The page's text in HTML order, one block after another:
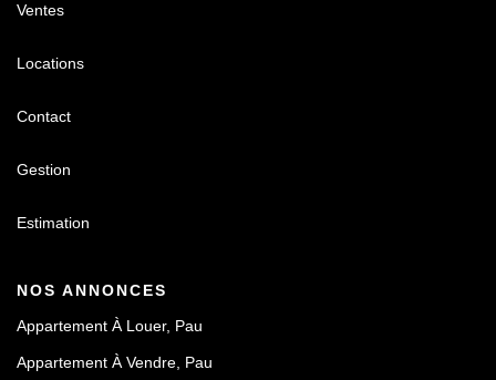
Ventes
Locations
Contact
Gestion
Estimation
NOS ANNONCES
Appartement À Louer, Pau
Appartement À Vendre, Pau